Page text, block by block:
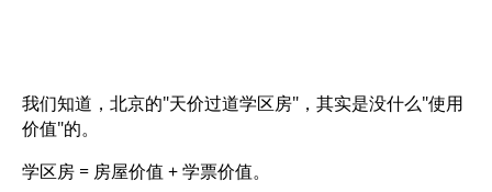
我们知道，北京的"天价过道学区房"，其实是没什么"使用
价值"的。
学区房 = 房屋价值 + 学票价值。